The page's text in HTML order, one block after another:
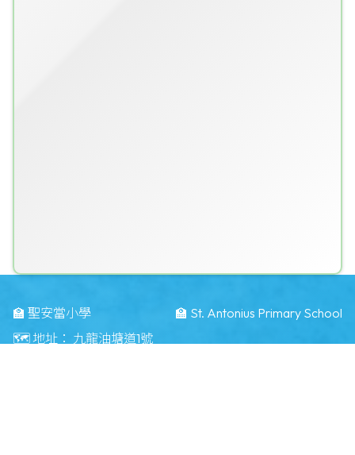
🏫 聖安當小學
🏫 St. Antonius Primary School
🗺️ 地址： 九龍油塘道1號